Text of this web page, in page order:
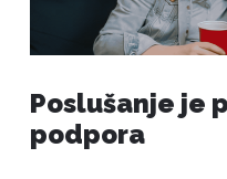
Poslušanje je
podpora